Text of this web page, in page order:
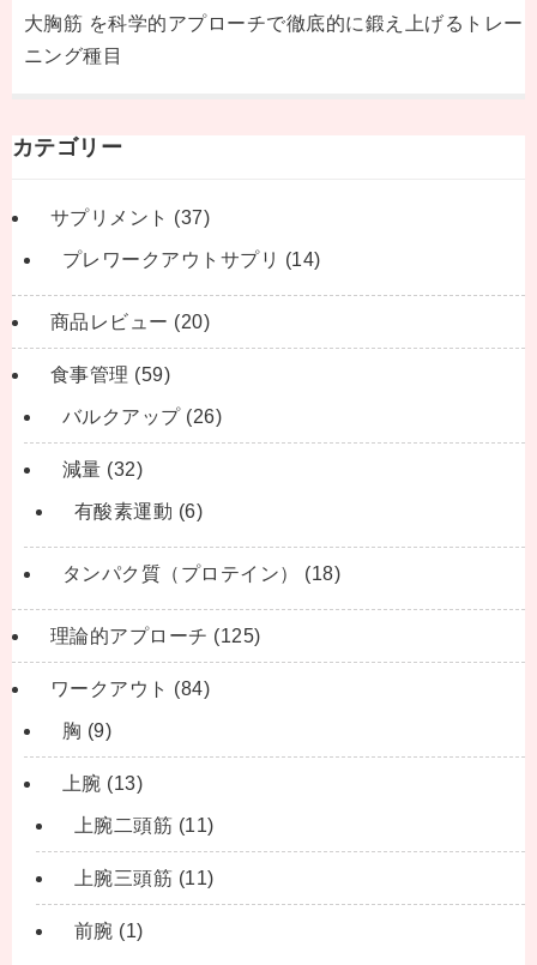
大胸筋 を科学的アプローチで徹底的に鍛え上げるトレー
ニング種目
カテゴリー
サプリメント (37)
プレワークアウトサプリ (14)
商品レビュー (20)
食事管理 (59)
バルクアップ(26)
減量 (32)
有酸素運動 (6)
タンパク質（プロテイン） (18)
理論的アプローチ (125)
ワークアウト (84)
胸 (9)
上腕 (13)
上腕二頭筋 (11)
上腕三頭筋 (11)
前腕 (1)